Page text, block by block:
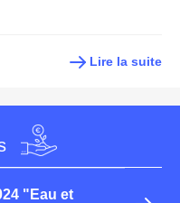
Lire la suite
"Eau et